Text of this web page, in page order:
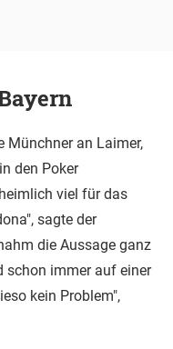
Münchner an Laimer,
den Poker
viel für das
sagte der
die Aussage ganz
schon immer auf einer
kein Problem",